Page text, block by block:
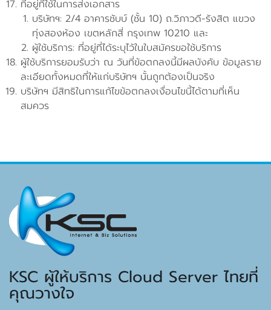
ที่อยู่ที่ใช้ในการส่งเอกสาร
บริษัทฯ: 2/4 อาคารชับบ์ (ชั้น 10) ถ.วิภาวดี-รังสิต แขวง
ทุ่งสองห้อง เขตหลักสี่ กรุงเทพ 10210 และ
ผู้ใช้บริการ: ที่อยู่ที่ได้ระบุไว้ในใบสมัครขอใช้บริการ
ผู้ใช้บริการยอมรับว่า ณ วันที่ข้อตกลงนี้มีผลบังคับ ข้อมูลราย
ละเอียดทั้งหมดที่ให้แก่บริษัทฯ นั้นถูกต้องเป็นจริง
บริษัทฯ มีสิทธิในการแก้ไขข้อตกลงเงื่อนไขนี้ได้ตามที่เห็น
สมควร
KSC ผู้ให้บริการ Cloud Server ไทยที่
คุณวางใจ